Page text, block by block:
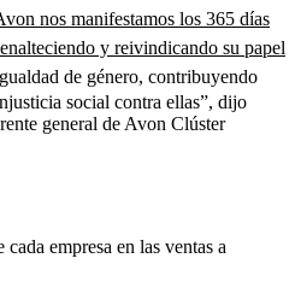
nos manifestamos los 365 días
y reivindicando su papel
de género, contribuyendo
social contra ellas”, dijo
general de Avon Clúster
empresa en las ventas a